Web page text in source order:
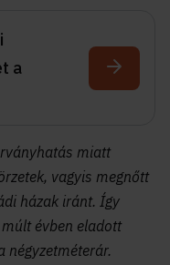
a
miatt
vagyis megnőtt
házak iránt. Így
évben eladott
négyzetméterár.